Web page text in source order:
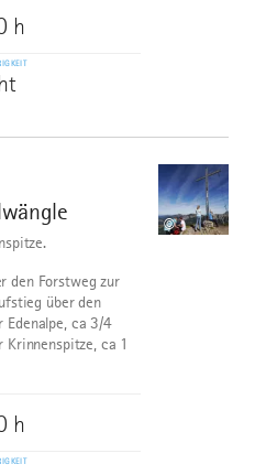
h
©
den Forstweg zur
über den
Edenalpe, ca 3/4
ca 1
h